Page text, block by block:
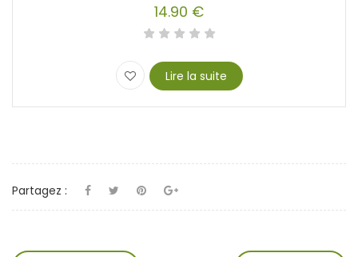
14.90 €
Lire la suite
Partagez :